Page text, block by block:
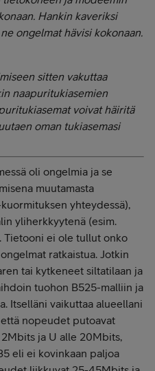
Hankin kaveriksi
ongelmat hävisi kokonaan.
sitten vakuttaa
naapuritukiasemien
voivat häiritä
oman tukiasemasi
oli ongelmia ja se
muutamasta
yhteydessä),
yliherkkyytenä (esim.
Tietooni ei ole tullut onko
ratkaistua. Jotkin
tai kytkeneet siltatilaan ja
tuohon B525-malliin ja
Itselläni vaikuttaa alueellani
nopeudet putoavat
ja U alle 20Mbits,
eli ei kovinkaan paljoa